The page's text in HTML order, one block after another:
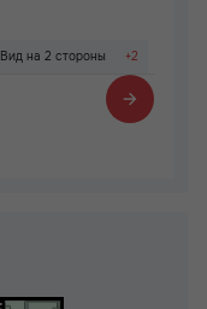
+2
Вид на 2 стороны